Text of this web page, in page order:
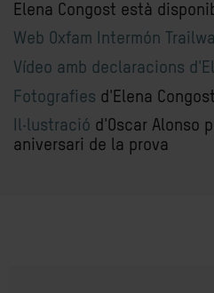
Elena Congost està
Web Oxfam Intermón
Vídeo amb declaracions
Fotografies d'Elena Congost
Il·lustració d'Oscar Alonso
aniversari de la prova